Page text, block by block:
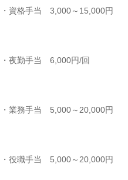
・資格手当 3,000～15,000円
・夜勤手当 6,000円/回
・業務手当 5,000～20,000円
・役職手当 5,000～20,000円